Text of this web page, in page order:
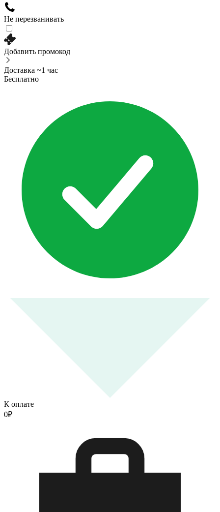
Не перезванивать
Добавить промокод
Доставка ~1 час
Бесплатно
К оплате
0₽